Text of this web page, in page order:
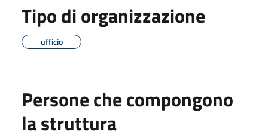
Tipo di organizzazione
ufficio
Persone che compongono
la struttura